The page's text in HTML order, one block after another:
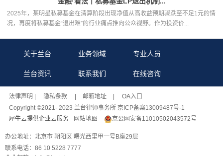
2025年，某明星私募基金在清算阶段出现净值从高收益预期骤跌至不足1元的情
况，再度将私募基金“退出难”的行业痛点推向公众视野。作为投资价...
关于兰台 业务领域 专业人员
兰台资讯 联系我们 在线咨询
法律声明 | 隐私条款 | 邮箱地址
| OA入口
Copyright ©2021- 2023 兰台律师事务所 京ICP备案13009487号-1
犀牛云提供企业云服务
网站地图 京公网安备11010502043572号
办公地址：北京市 朝阳区 曙光西里甲一号B座29层
联系电话：86 10 5228 7777